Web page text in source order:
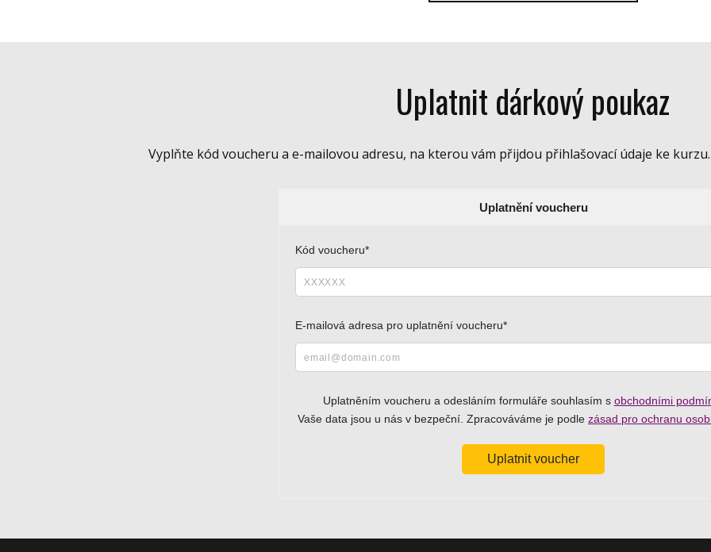
Uplatnit dárkový poukaz
Vyplňte kód voucheru a e-mailovou adresu, na kterou vám přijdou přihlašovací údaje ke
Uplatnění voucheru
Kód voucheru*
E-mailová adresa pro uplatnění voucheru*
Uplatněním voucheru a odesláním formuláře souhlasím s obchodními
Vaše data jsou u nás v bezpeční. Zpracováváme je podle zásad pro ochranu
Uplatnit voucher